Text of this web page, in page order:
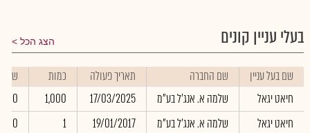
בעלי עניין קונים הצג הכל
שם בעל עניין שם החברה תאריך פעולה כמות
שער
חיאט יגאל
שלמה א. אנג'ל בע"מ 17/03/2025
1,000
חיאט יגאל
שלמה א. אנג'ל בע"מ 19/01/2017
1